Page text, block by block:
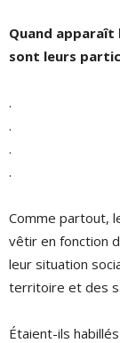
Quand
sont leurs
.
.
.
.
Comme partout,
vêtir en fonction
leur situation
territoire et des
Étaient-ils habillés